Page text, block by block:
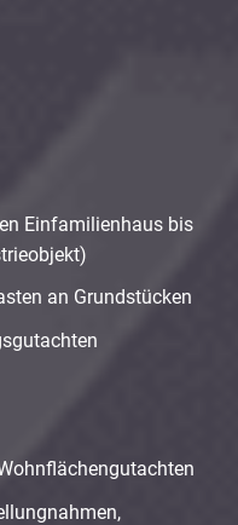
Einfamilienhaus bis
an Grundstücken